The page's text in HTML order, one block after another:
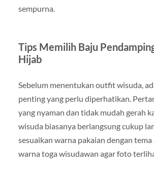
sempurna.
Tips Memilih Baju
Hijab
Sebelum menentukan outfit wisuda,
penting yang perlu diperhatikan.
yang nyaman dan tidak mudah gerah
wisuda biasanya berlangsung cukup
sesuaikan warna pakaian dengan tema
warna toga wisudawan agar foto